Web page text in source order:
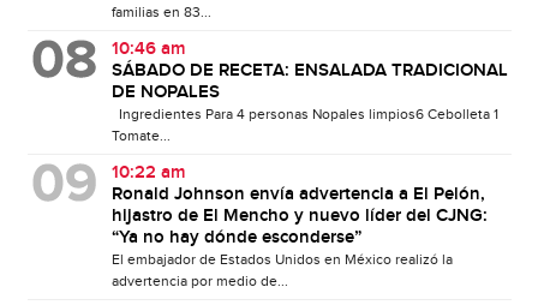
familias en 83...
10:46 am
SÁBADO DE RECETA: ENSALADA TRADICIONAL
DE NOPALES
Ingredientes Para 4 personas Nopales limpios6 Cebolleta 1
Tomate...
10:22 am
Ronald Johnson envía advertencia a El Pelón,
hijastro de El Mencho y nuevo líder del CJNG:
“Ya no hay dónde esconderse”
El embajador de Estados Unidos en México realizó la
advertencia por medio de...